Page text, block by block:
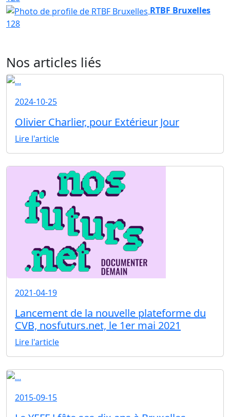
RTBF Bruxelles
128
Nos articles liés
2024-10-25
Olivier Charlier, pour Extérieur Jour
Lire l'article
2021-04-19
Lancement de la nouvelle plateforme du
CVB, nosfuturs.net, le 1er mai 2021
Lire l'article
2015-09-15